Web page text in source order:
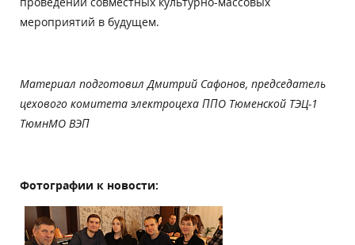
мероприятий в будущем.
Материал подготовил Дмитрий Сафонов, председатель
цехового комитета электроцеха ППО Тюменской ТЭЦ-1
ТюмнМО ВЭП
Фотографии к новости: